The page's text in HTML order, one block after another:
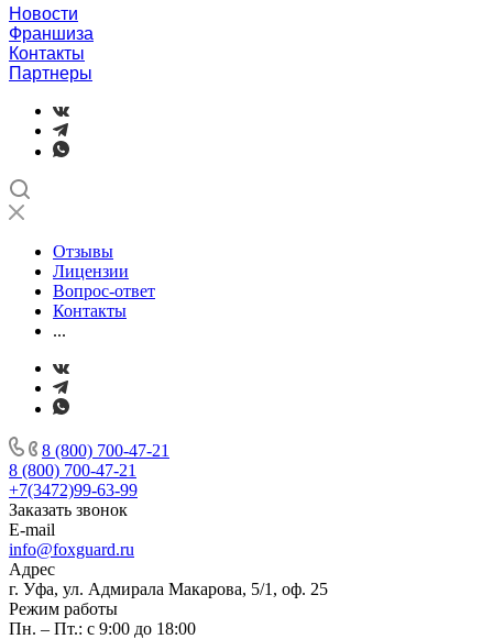
Новости
Франшиза
Контакты
Партнеры
Отзывы
Лицензии
Вопрос-ответ
Контакты
...
8 (800) 700-47-21
8 (800) 700-47-21
+7(3472)99-63-99
Заказать звонок
E-mail
info@foxguard.ru
Адрес
г. Уфа, ул. Адмирала Макарова, 5/1, оф. 25
Режим работы
Пн. – Пт.: с 9:00 до 18:00